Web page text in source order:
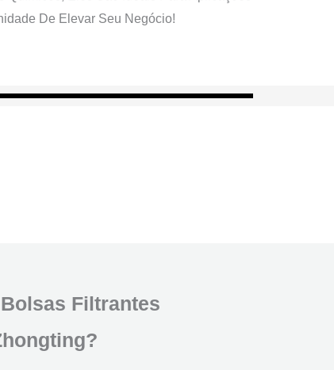
De Elevar Seu Negócio!
Filtrantes